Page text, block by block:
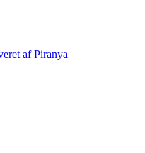
af Piranya